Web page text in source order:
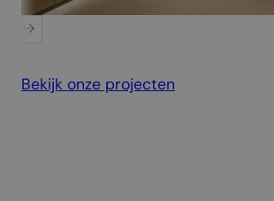
Bekijk onze projecten